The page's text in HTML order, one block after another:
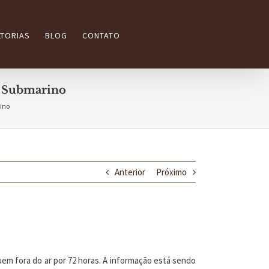
BLOG CONTATO
Submarino
Anterior Próximo
fora do ar por 72 horas. A informação está sendo